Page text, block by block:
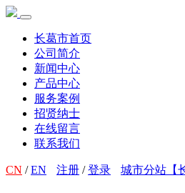
长葛市首页
公司简介
新闻中心
产品中心
服务案例
招贤纳士
在线留言
联系我们
CN /EN 注册 /登录 城市分站【